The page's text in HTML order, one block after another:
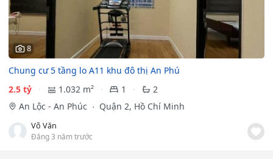
8
Chung cư 5 tầng lo A11 khu đô thị An Phú
2.5 tỷ
1.032 m² 1
2
An Lộc - An Phúc
Quận 2, Hồ Chí Minh
Võ Văn
Đăng 3 năm trước